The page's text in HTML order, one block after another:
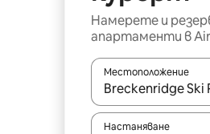
Намерете и
апартаменти в
Местоположение
Когато
Настаняване